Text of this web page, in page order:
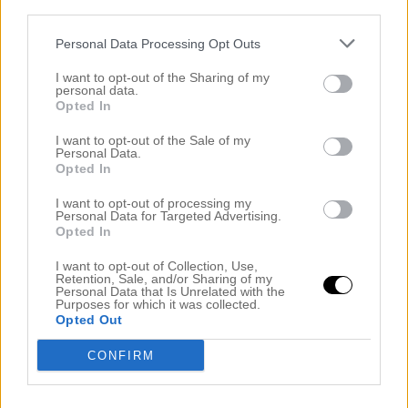
Personal Data Processing Opt Outs
I want to opt-out of the Sharing of my
personal data.
Opted In
I want to opt-out of the Sale of my
Personal Data.
Opted In
I want to opt-out of processing my
Personal Data for Targeted Advertising.
Opted In
I want to opt-out of Collection, Use,
Retention, Sale, and/or Sharing of my
Personal Data that Is Unrelated with the
Purposes for which it was collected.
Opted Out
CONFIRM